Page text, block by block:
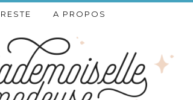
A PROPOS